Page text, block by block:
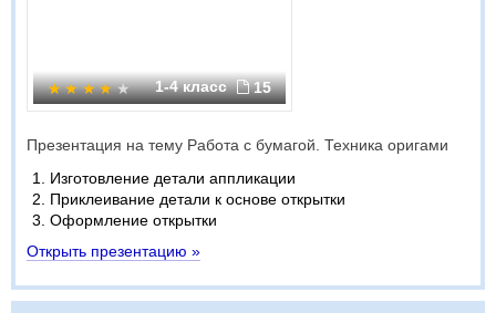
1-4 класс 15
Презентация на тему Работа с бумагой. Техника оригами
Изготовление детали аппликации
Приклеивание детали к основе открытки
Оформление открытки
Открыть презентацию »